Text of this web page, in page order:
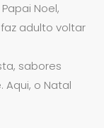
Noel,
adulto voltar
sabores
o Natal